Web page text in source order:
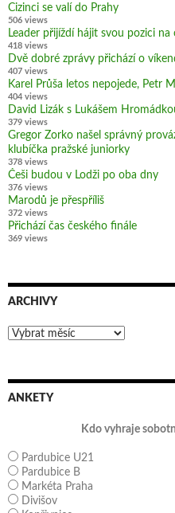
Cizinci se valí do Prahy
506 views
Leader přijíždí hájit svou pozici na
418 views
Dvě dobré zprávy přichází o
407 views
Karel Průša letos nepojede, Petr
404 views
David Lizák s Lukášem
379 views
Gregor Zorko našel správný
klubíčka pražské juniorky
378 views
Češi budou v Lodži po oba dny
376 views
Marodů je přespříliš
372 views
Přichází čas českého finále
369 views
ARCHIVY
Archivy
ANKETY
Kdo vyhraje
Pardubice U21
Pardubice B
Markéta Praha
Divišov